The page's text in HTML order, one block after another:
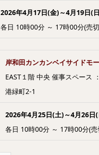
2026年4月17日(金)～4月19日(
各日 10時00分 ～ 17時00分(売
岸和田カンカンベイサイドモ
EAST１階 中央 催事スペース
港緑町2-1
2026年4月25日(土)～4月26日
各日 10時00分 ～ 17時00分(